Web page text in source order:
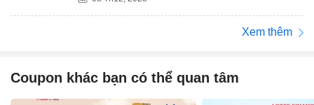
Xem thêm
Coupon khác bạn có thể quan tâm